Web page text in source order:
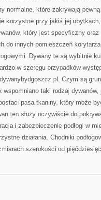
normalne, które zakrywają
korzystne przy jakiś jej
który jest specyficzny
do innych pomieszczeń
Dywany te są wybitnie
w szeregu przypadków
Czym są
wspomniano taki rodzaj
pasa tkaniny, który może
ten służy oczywiście do
i zabezpieczenie podłogi w
działania. Chodniki
szerokości od